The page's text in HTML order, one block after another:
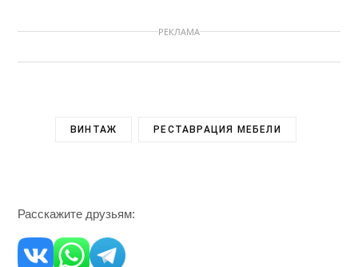
РЕКЛАМА
ВИНТАЖ РЕСТАВРАЦИЯ МЕБЕЛИ
Расскажите друзьям: